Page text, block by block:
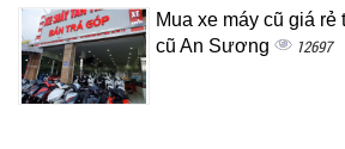
Mua xe máy cũ giá
cũ An Sương
12697